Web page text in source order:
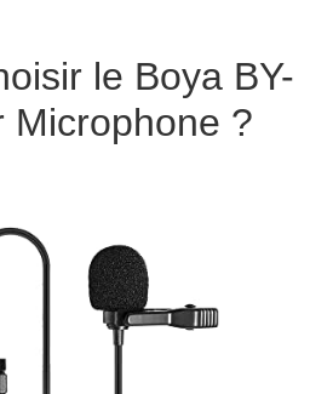
le Boya BY-
Microphone ?